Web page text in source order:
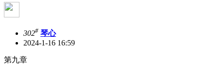
302# 琴心
2024-1-16 16:59
第九章